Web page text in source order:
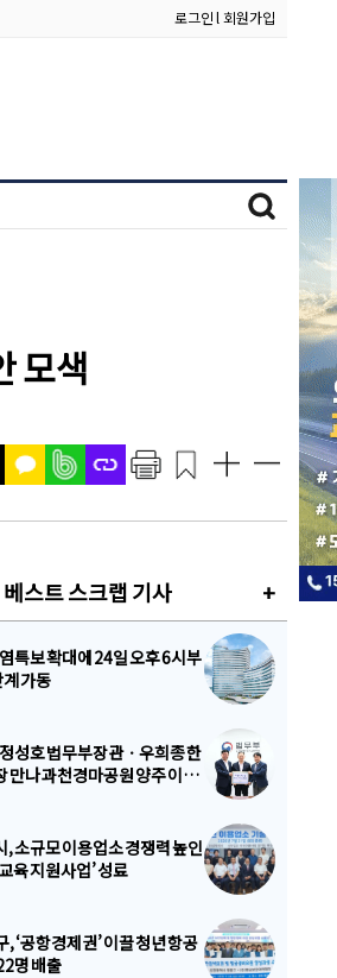
로그인l 회원가입
모색
스트 스크랩 기사 +
특보 확대에 24일 오후 6시부
가동
성호 법무부장관ㆍ우희종 한
만나 과천경마공원 양주 이전
소규모 이용업소 경쟁력 높인
육 지원사업’ 성료
, ‘공항경제권’ 이끌 청년 항공
명 배출